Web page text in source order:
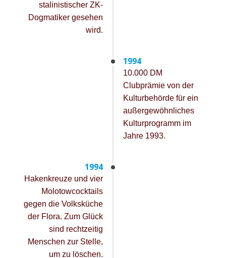
stalinistischer ZK-
Dogmatiker gesehen
wird.
1994
10.000 DM
Clubprämie von der
Kulturbehörde für ein
außergewöhnliches
Kulturprogramm im
Jahre 1993.
1994
Hakenkreuze und vier
Molotowcocktails
gegen die Volksküche
der Flora. Zum Glück
sind rechtzeitig
Menschen zur Stelle,
um zu löschen.